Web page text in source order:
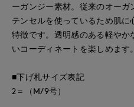
ーガンジー素材。従来のオー
テンセルを使っているため肌
特徴です。透明感のある軽やか
いコーディネートを楽しめます。
■下げ札サイズ表記
2＝（M/9号）